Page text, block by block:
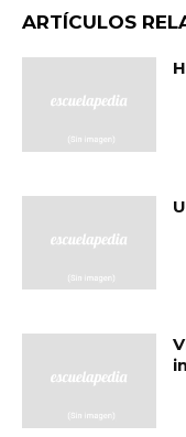
ARTÍCULOS